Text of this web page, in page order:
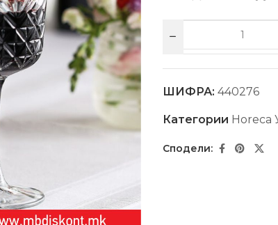
ШИФРА: 440276
Категории Horeca